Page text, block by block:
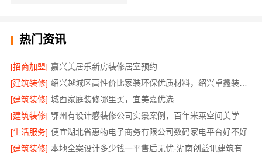
热门资讯
[招商加盟] 嘉兴美居乐新房装修居室预约
[建筑装修]
绍兴越城区高性价比家装环保优质材料，绍兴卓鑫装饰材料有限公司品质之选
[建筑装修] 城西家庭装修哪里买，宜美嘉优选
[建筑装修]
鄂州有设计感装修公司实景案例，百年米莱空间美学装饰材料有限公司
[生活服务] 便宜湖北省惠物电子商务有限公司数码家电平台好不好
[建筑装修]